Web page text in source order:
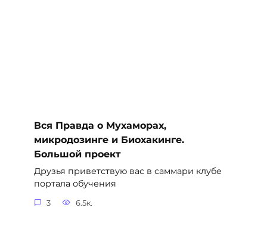
Вся Правда о Мухаморах,
микродозинге и Биохакинге.
Большой проект
Друзья приветствую вас в саммари клубе
портала обучения
3 6.5к.